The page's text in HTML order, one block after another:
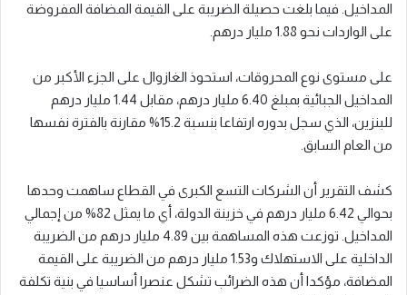
المداخيل. فيما بلغت حصيلة الضريبة على القيمة المضافة المفروضة
على الواردات نحو 1.88 مليار درهم.
على مستوى نوع المحروقات، استحوذ الغازوال على الجزء الأكبر من
المداخيل الجبائية بمبلغ 6.40 مليار درهم، مقابل 1.44 مليار درهم
للبنزين، الذي سجل بدوره ارتفاعا بنسبة 15.2% مقارنة بالفترة نفسها
من العام السابق.
كشف التقرير أن الشركات التسع الكبرى في القطاع ساهمت وحدها
بحوالي 6.42 مليار درهم في خزينة الدولة، أي ما يمثل 82% من إجمالي
المداخيل. توزعت هذه المساهمة بين 4.89 مليار درهم من الضريبة
الداخلية على الاستهلاك و1.53 مليار درهم من الضريبة على القيمة
المضافة، مؤكدا أن هذه الضرائب تشكل عنصرا أساسيا في بنية تكلفة